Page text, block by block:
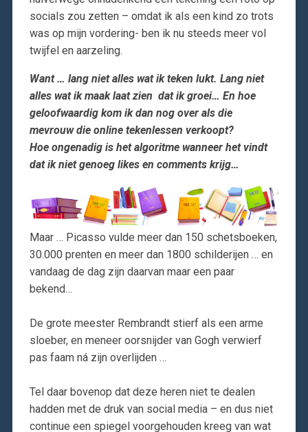
socials zou zetten – omdat ik als een kind zo trots
was op mijn vordering- ben ik nu steeds meer vol
twijfel en aarzeling.
Want … lang niet alles wat ik teken lukt. Lang niet
alles wat ik maak laat zien dat ik groei… En hoe
geloofwaardig kom ik dan nog over als die
mevrouw die online tekenlessen verkoopt?
Hoe ongenadig is het algoritme wanneer het vindt
dat ik niet genoeg likes en comments krijg…
Maar … Picasso vulde meer dan 150 schetsboeken,
30.000 prenten en meer dan 1800 schilderijen … en
vandaag de dag zijn daarvan maar een paar
bekend…
De grote meester Rembrandt stierf als een arme
sloeber, en meneer oorsnijder van Gogh verwierf
pas faam ná zijn overlijden …
Tel daar bovenop dat deze heren niet te dealen
hadden met de druk van social media – en dus niet
continue een spiegel voorgehouden kreeg van wat